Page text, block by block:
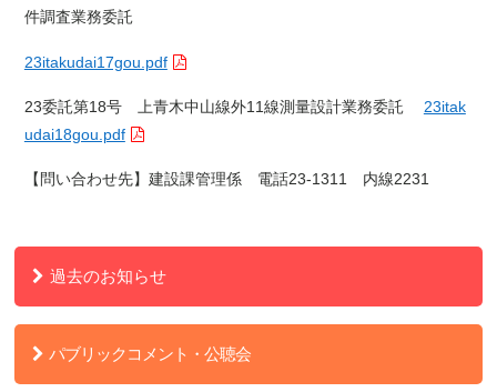
件調査業務委託
23itakudai17gou.pdf
23委託第18号 上青木中山線外11線測量設計業務委託 23itak
udai18gou.pdf
【問い合わせ先】建設課管理係 電話23-1311 内線2231
過去のお知らせ
パブリックコメント・公聴会